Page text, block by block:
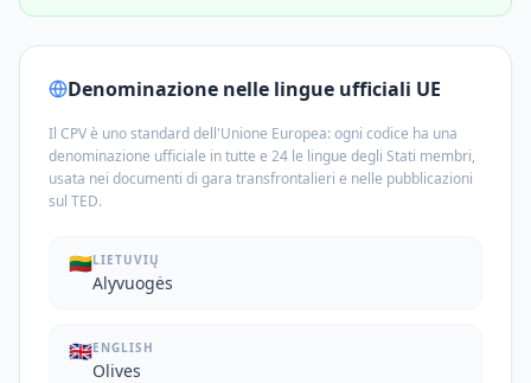
Denominazione nelle lingue ufficiali UE
Il CPV è uno standard dell'Unione Europea: ogni codice ha una
denominazione ufficiale in tutte e 24 le lingue degli Stati membri,
usata nei documenti di gara transfrontalieri e nelle pubblicazioni
sul TED.
🇱🇹LIETUVIŲ
Alyvuogės
🇬🇧ENGLISH
Olives